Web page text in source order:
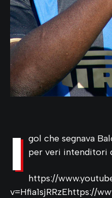
I gol che segnava
per veri intenditori
https://
v=Hfia1sjRRzEhttps://